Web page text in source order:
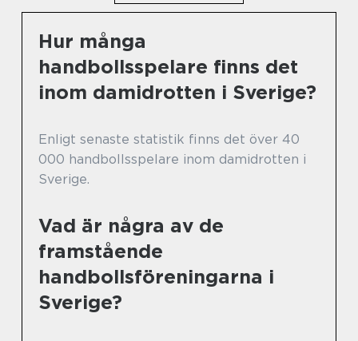
Hur många
handbollsspelare finns det
inom damidrotten i Sverige?
Enligt senaste statistik finns det över 40
000 handbollsspelare inom damidrotten i
Sverige.
Vad är några av de
framstående
handbollsföreningarna i
Sverige?